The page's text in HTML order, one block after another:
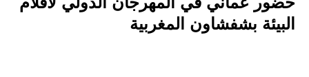
البيئة بشفشاون المغربية